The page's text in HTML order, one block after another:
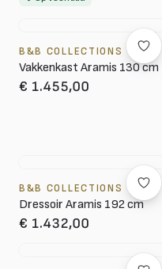
B&B COLLECTIONS
Vakkenkast Aramis 130 cm
€ 1.455,00
B&B COLLECTIONS
Dressoir Aramis 192 cm
€ 1.432,00